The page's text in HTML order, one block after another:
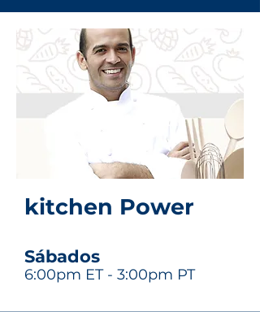
kitchen Power
Sábados
6:00pm ET - 3:00pm PT